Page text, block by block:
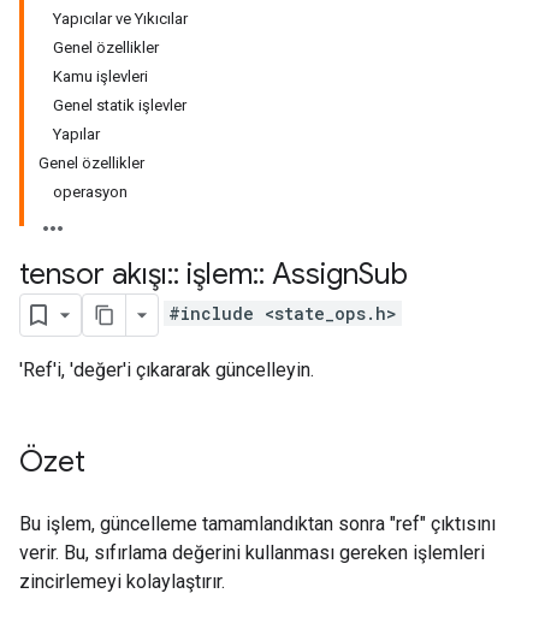
Yapıcılar ve Yıkıcılar
Genel özellikler
Kamu işlevleri
Genel statik işlevler
Yapılar
Genel özellikler
operasyon
tensor akışı:: işlem:: AssignSub
#include <state_ops.h>
'Ref'i, 'değer'i çıkararak güncelleyin.
Özet
Bu işlem, güncelleme tamamlandıktan sonra "ref" çıktısını
verir. Bu, sıfırlama değerini kullanması gereken işlemleri
zincirlemeyi kolaylaştırır.